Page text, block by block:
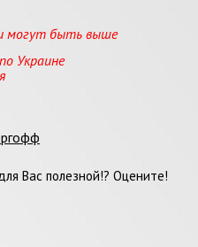
могут быть выше
Украине
Вас полезной!? Оцените!